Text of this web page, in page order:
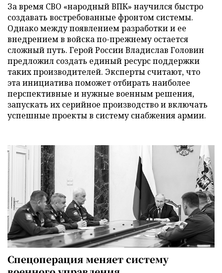
За время СВО «народный ВПК» научился быстро
создавать востребованные фронтом системы.
Однако между появлением разработки и ее
внедрением в войска по-прежнему остается
сложный путь. Герой России Владислав Головин
предложил создать единый ресурс поддержки
таких производителей. Эксперты считают, что
эта инициатива поможет отбирать наиболее
перспективные и нужные военным решения,
запускать их серийное производство и включать
успешные проекты в систему снабжения армии.
Спецоперация меняет систему